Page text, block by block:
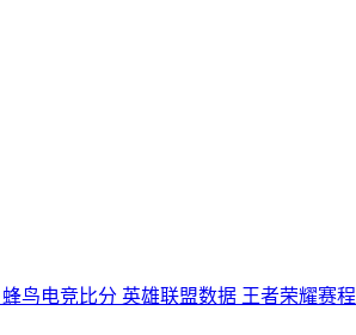
蜂鸟电竞比分 英雄联盟数据 王者荣耀赛程